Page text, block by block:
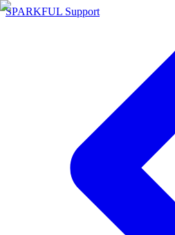
SPARKFUL Support